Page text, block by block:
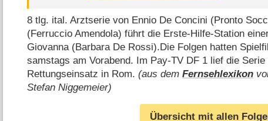
8 tlg. ital. Arztserie von Ennio De Concini (Pronto
(Ferruccio Amendola) führt die Erste-Hilfe-Station
Giovanna (Barbara De Rossi).Die Folgen hatten
samstags am Vorabend. Im Pay-TV DF 1 lief die
Rettungseinsatz in Rom.(aus demFernsehlexikon
Stefan Niggemeier)
Übersicht mit allen